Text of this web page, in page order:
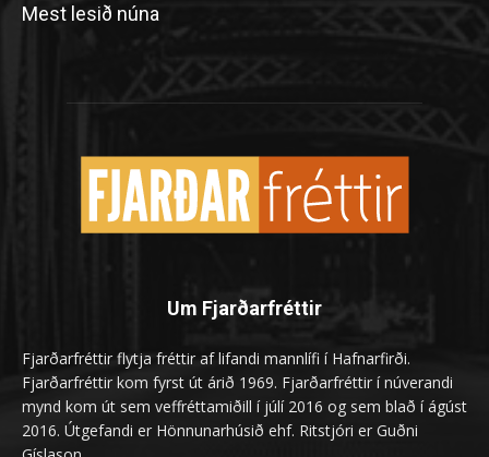
Mest lesið núna
Um Fjarðarfréttir
Fjarðarfréttir flytja fréttir af lifandi mannlífi í Hafnarfirði.
Fjarðarfréttir kom fyrst út árið 1969. Fjarðarfréttir í núverandi
mynd kom út sem veffréttamiðill í júlí 2016 og sem blað í ágúst
2016. Útgefandi er Hönnunarhúsið ehf. Ritstjóri er Guðni